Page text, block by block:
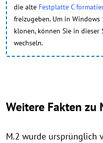
die alte Festplatte C
freizugeben. Um in
klonen, können Sie in dieser
wechseln.
Weitere Fakten zu
M.2 wurde ursprünglich